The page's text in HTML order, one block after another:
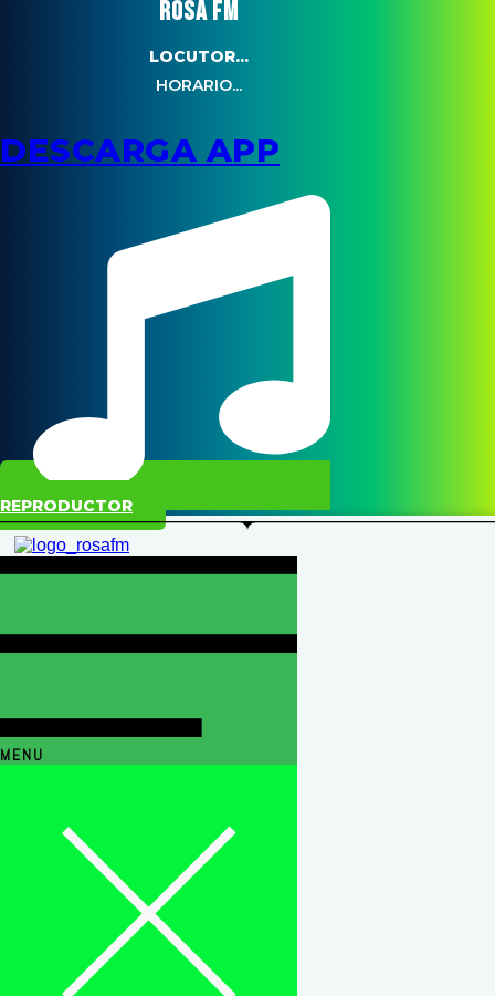
ROSA FM
LOCUTOR...
HORARIO...
DESCARGA APP
REPRODUCTOR
MENU